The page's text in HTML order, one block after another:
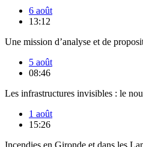
6 août
13:12
Une mission d’analyse et de
5 août
08:46
Les infrastructures invisibles : le
1 août
15:26
Incendies en Gironde et dans les